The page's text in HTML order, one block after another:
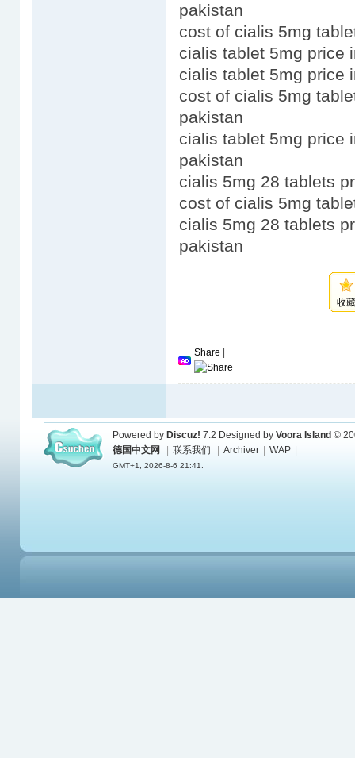
pakistan
cost of cialis 5mg
cialis tablet 5mg price
cialis tablet 5mg price
cost of cialis 5mg
pakistan
cialis tablet 5mg price
pakistan
cialis 5mg 28 tablets
cost of cialis 5mg
cialis 5mg 28 tablets
pakistan
收
Share
Powered by Discuz! 7.2 Designed by Voora Island ©
德国中文网
联系我们 Archiver WAP
GMT+1, 2026-8-6 21:41.